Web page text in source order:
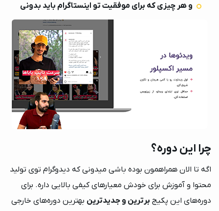
و هر چیزی که برای موفقیت تو اینستاگرام باید بدونی
چرا این دوره؟
اگه تا الان همراهمون بوده باشی میدونی که دیدوگرام توی تولید
محتوا و آموزش برای خودش معیارهای کیفی بالایی داره. برای
دوره‌های این پکیج برترین و جدیدترین بهترین دوره‌های خارجی